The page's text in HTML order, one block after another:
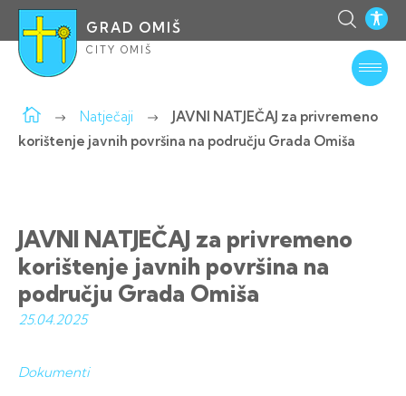
GRAD OMIŠ
CITY OMIŠ
Natječaji
JAVNI NATJEČAJ za privremeno
korištenje javnih površina na području Grada Omiša
JAVNI NATJEČAJ za privremeno
korištenje javnih površina na
području Grada Omiša
25.04.2025
Dokumenti